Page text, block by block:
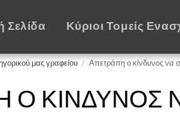
Σελίδα Κύριοι Τομείς
μας γραφείου Απετράπη ο κίνδυνος να
Ο ΚΊΝΔΥΝΟΣ